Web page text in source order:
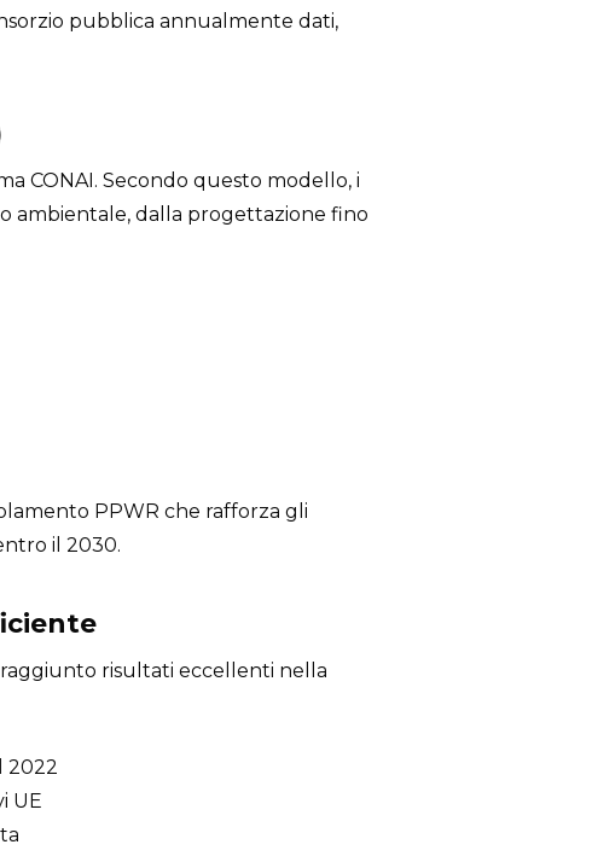
pubblica annualmente dati,
CONAI. Secondo questo modello, i
ambientale, dalla progettazione fino
PPWR che rafforza gli
il 2030.
raggiunto risultati eccellenti nella
2022
UE